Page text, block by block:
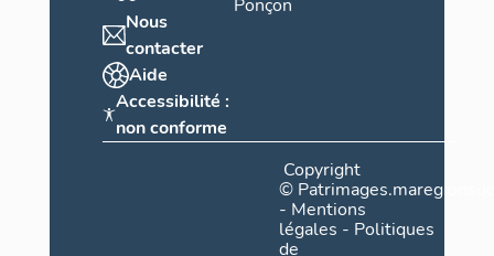
Nous
contacter
Aide
Accessibilité :
non conforme
Ponçon
Copyright
©
- Mentions
légales - Politiques
de